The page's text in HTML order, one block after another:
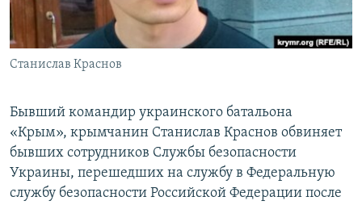
КРЫМ.НЕПОКОРЕННЫЙ
ELIFBE
УКРАИНСКАЯ ПРОБЛЕМА КРЫМА
Станислав Краснов
Бывший командир украинского батальона
«Крым», крымчанин Станислав Краснов обвиняет
бывших сотрудников Службы безопасности
Украины, перешедших на службу в Федеральную
службу безопасности Российской Федерации после